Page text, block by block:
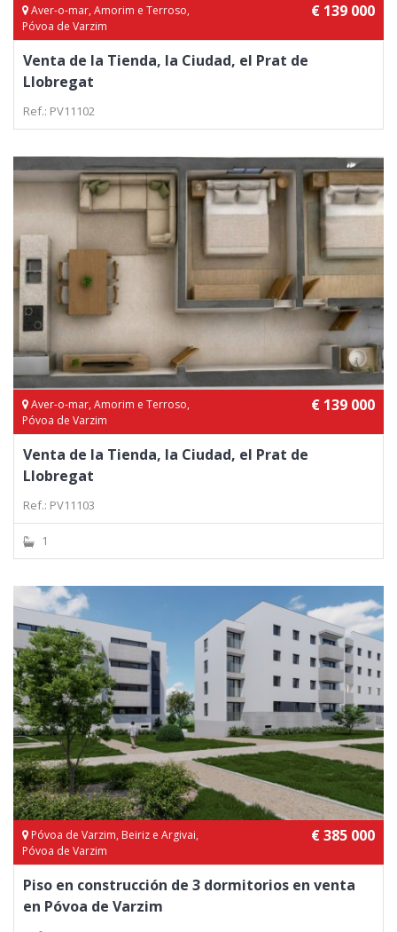
Aver-o-mar, Amorim e Terroso,
Póvoa de Varzim
€ 139 000
Venta de la Tienda, la Ciudad, el Prat de
Llobregat
Ref.: PV11102
Aver-o-mar, Amorim e Terroso,
Póvoa de Varzim
€ 139 000
Venta de la Tienda, la Ciudad, el Prat de
Llobregat
Ref.: PV11103
1
Póvoa de Varzim, Beiriz e Argivai,
Póvoa de Varzim
€ 385 000
Piso en construcción de 3 dormitorios en venta
en Póvoa de Varzim